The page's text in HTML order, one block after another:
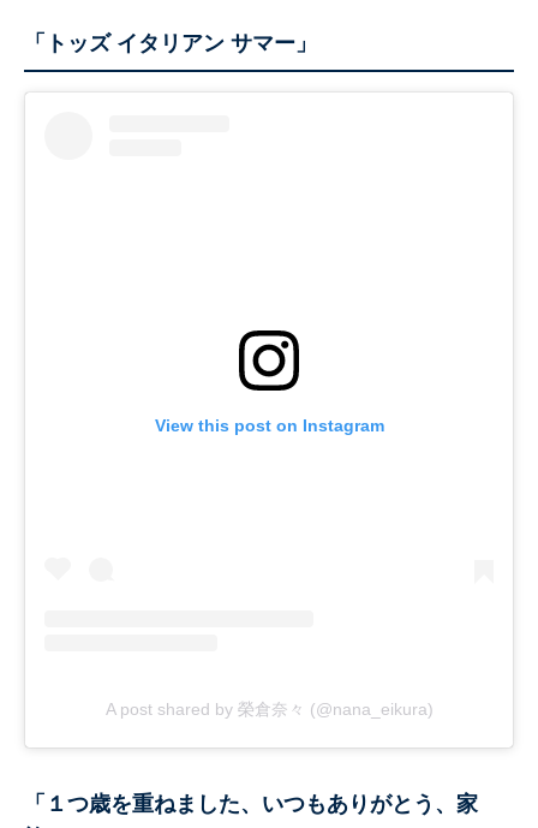
「トッズ イタリアン サマー」
View this post on Instagram
A post shared by 榮倉奈々 (@nana_eikura)
「１つ歳を重ねました、いつもありがとう、家